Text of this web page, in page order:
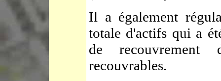
Il a également
totale d'actifs qui a
de recouvrement
recouvrables.